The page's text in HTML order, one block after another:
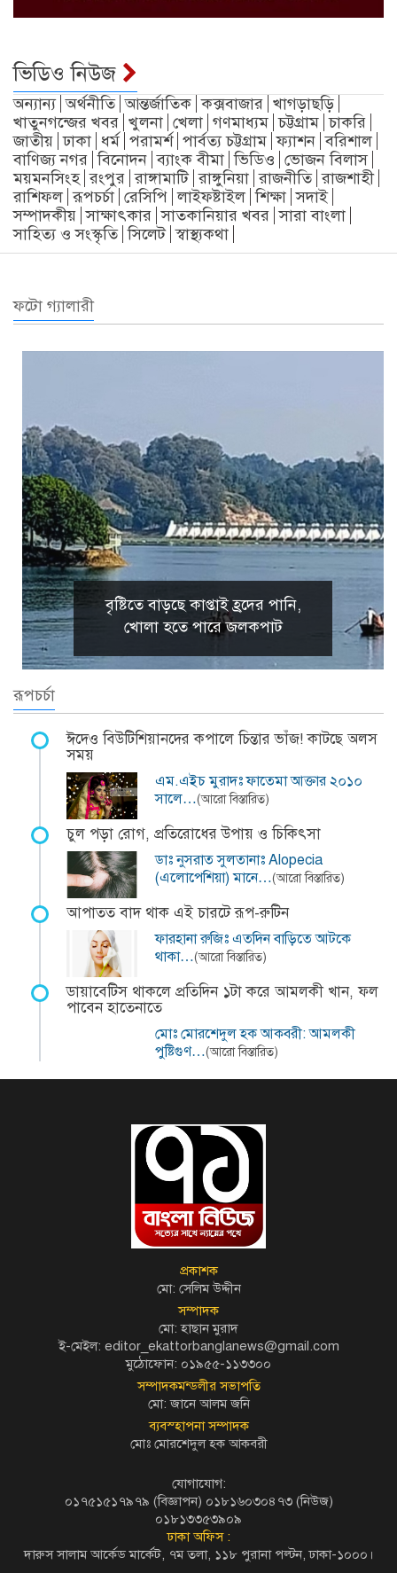
ভিডিও নিউজ
অন্যান্য অর্থনীতি আন্তর্জাতিক কক্সবাজার খাগড়াছড়ি
খাতুনগন্জের খবর খুলনা খেলা গণমাধ্যম চট্টগ্রাম চাকরি
জাতীয় ঢাকা ধর্ম পরামর্শ পার্বত্য চট্টগ্রাম ফ্যাশন বরিশাল
বাণিজ্য নগর বিনোদন ব্যাংক বীমা ভিডিও ভোজন বিলাস
ময়মনসিংহ রংপুর রাঙ্গামাটি রাঙ্গুনিয়া রাজনীতি রাজশাহী
রাশিফল রূপচর্চা রেসিপি লাইফষ্টাইল শিক্ষা সদাই
সম্পাদকীয় সাক্ষাৎকার সাতকানিয়ার খবর সারা বাংলা
সাহিত্য ও সংস্কৃতি সিলেট স্বাস্থ্যকথা
ফটো গ্যালারী
বৃষ্টিতে বাড়ছে কাপ্তাই হ্রদের পানি,
খোলা হতে পারে জলকপাট
রূপচর্চা
ঈদেও বিউটিশিয়ানদের কপালে চিন্তার ভাঁজ! কাটছে অলস
সময়
এম.এইচ মুরাদঃ ফাতেমা আক্তার ২০১০
সালে…(আরো বিস্তারিত)
চুল পড়া রোগ, প্রতিরোধের উপায় ও চিকিৎসা
ডাঃ নুসরাত সুলতানাঃ Alopecia
(এলোপেশিয়া) মানে…(আরো বিস্তারিত)
আপাতত বাদ থাক এই চারটে রূপ-রুটিন
ফারহানা রুজিঃ এতদিন বাড়িতে আটকে
থাকা…(আরো বিস্তারিত)
ডায়াবেটিস থাকলে প্রতিদিন ১টা করে আমলকী খান, ফল
পাবেন হাতেনাতে
মোঃ মোরশেদুল হক আকবরী: আমলকী
পুষ্টিগুণ…(আরো বিস্তারিত)
প্রকাশক
মো: সেলিম উদ্দীন
সম্পাদক
মো: হাছান মুরাদ
ই-মেইল: editor_ekattorbanglanews@gmail.com
মুঠোফোন: ০১৯৫৫-১১৩৩০০
সম্পাদকমন্ডলীর সভাপতি
মো: জানে আলম জনি
ব্যবস্হাপনা সম্পাদক
মোঃ মোরশেদুল হক আকবরী
যোগাযোগ:
০১৭৫১৫১৭৯৭৯ (বিজ্ঞাপন) ০১৮১৬০৩০৪৭৩ (নিউজ)
০১৮১৩৩৫৩৯০৯
ঢাকা অফিস :
দারুস সালাম আর্কেড মার্কেট, ৭ম তলা, ১১৮ পুরানা পল্টন, ঢাকা-১০০০।